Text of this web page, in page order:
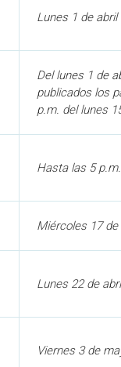
Lunes 1 de abril
Del lunes 1 de
publicados los
p.m. del lunes
Hasta las 5
Miércoles 17 de
Lunes 22 de
Viernes 3 de